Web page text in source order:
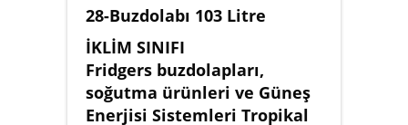
28-Buzdolabı 103 Litre
İKLİM SINIFI
Fridgers buzdolapları,
soğutma ürünleri ve Güneş
Enerjisi Sistemleri Tropikal